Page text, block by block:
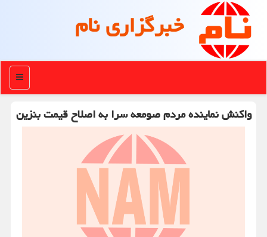
خبرگزاری نام
منو
واكنش نماینده مردم صومعه سرا به اصلاح قیمت بنزین